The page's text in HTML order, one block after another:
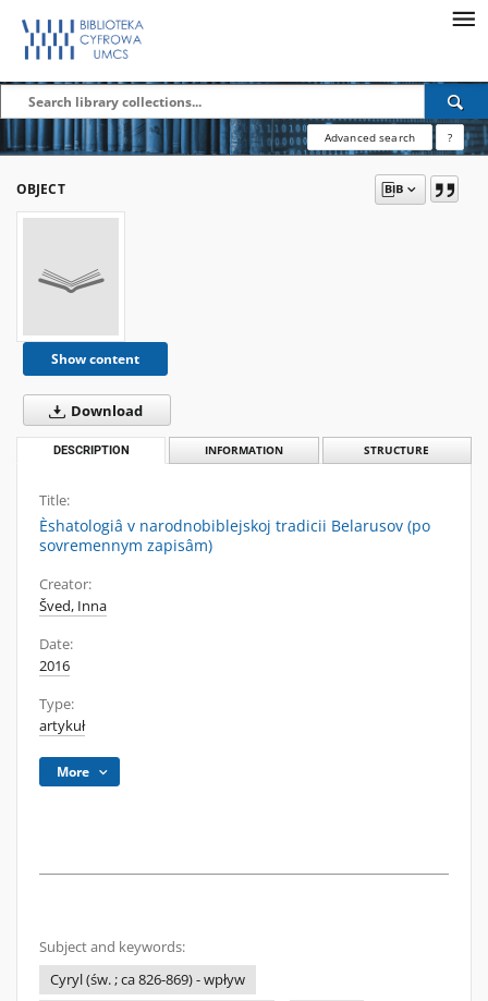
Advanced search ?
OBJECT
Show content
Download
DESCRIPTION INFORMATION STRUCTURE
Title:
Èshatologiâ v narodnobiblejskoj tradicii Belarusov (po
sovremennym zapisâm)
Creator:
Šved, Inna
Date:
2016
Type:
artykuł
More
Subject and keywords:
Cyryl (św. ; ca 826-869) - wpływ